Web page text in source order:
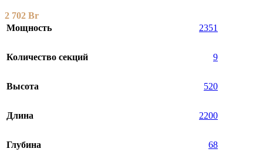
2 702 Br
Мощность
2351
Количество секций 9
Высота 520
Длина 2200
Глубина 68